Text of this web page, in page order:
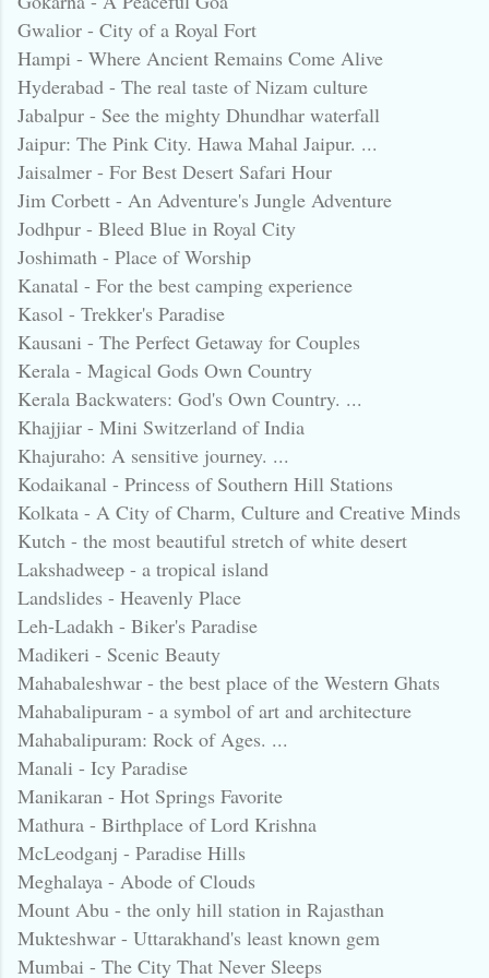
Gwalior - City of a Royal Fort
Hampi - Where Ancient Remains Come Alive
Hyderabad - The real taste of Nizam culture
Jabalpur - See the mighty Dhundhar waterfall
Jaipur: The Pink City. Hawa Mahal Jaipur. ...
Jaisalmer - For Best Desert Safari Hour
Jim Corbett - An Adventure's Jungle Adventure
Jodhpur - Bleed Blue in Royal City
Joshimath - Place of Worship
Kanatal - For the best camping experience
Kasol - Trekker's Paradise
Kausani - The Perfect Getaway for Couples
Kerala - Magical Gods Own Country
Kerala Backwaters: God's Own Country. ...
Khajjiar - Mini Switzerland of India
Khajuraho: A sensitive journey. ...
Kodaikanal - Princess of Southern Hill Stations
Kolkata - A City of Charm, Culture and Creative Minds
Kutch - the most beautiful stretch of white desert
Lakshadweep - a tropical island
Landslides - Heavenly Place
Leh-Ladakh - Biker's Paradise
Madikeri - Scenic Beauty
Mahabaleshwar - the best place of the Western Ghats
Mahabalipuram - a symbol of art and architecture
Mahabalipuram: Rock of Ages. ...
Manali - Icy Paradise
Manikaran - Hot Springs Favorite
Mathura - Birthplace of Lord Krishna
McLeodganj - Paradise Hills
Meghalaya - Abode of Clouds
Mount Abu - the only hill station in Rajasthan
Mukteshwar - Uttarakhand's least known gem
Mumbai - The City That Never Sleeps